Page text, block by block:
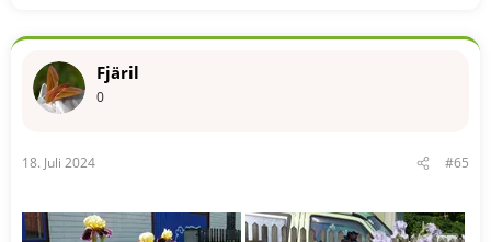
o
e
n
Fjäril
0
18. Juli 2024 #65